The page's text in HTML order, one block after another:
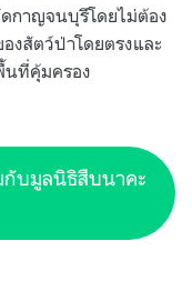
กาญจนบุรีโดยไม่ต้อง
งสัตว์ป่าโดยตรงและ
นที่คุ้มครอง
บมูลนิธิสืบนาคะ